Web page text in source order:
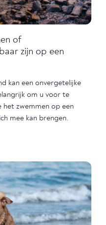
of
zijn op een
kan een onvergetelijke
om u voor te
het zwemmen op een
mee kan brengen.